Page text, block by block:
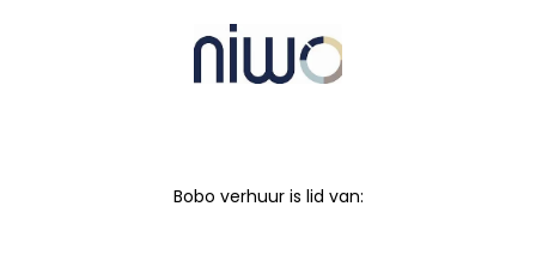
Bobo verhuur is lid van: